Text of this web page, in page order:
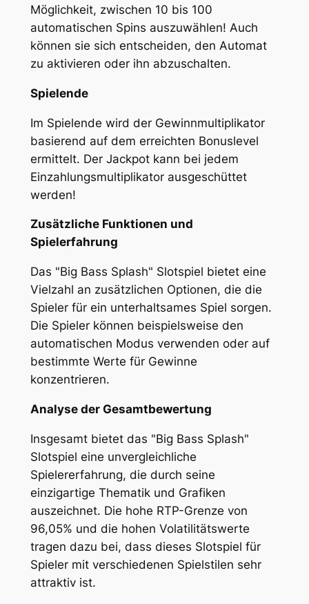
Möglichkeit, zwischen 10 bis 100
automatischen Spins auszuwählen! Auch
können sie sich entscheiden, den Automat
zu aktivieren oder ihn abzuschalten.
Spielende
Im Spielende wird der Gewinnmultiplikator
basierend auf dem erreichten Bonuslevel
ermittelt. Der Jackpot kann bei jedem
Einzahlungsmultiplikator ausgeschüttet
werden!
Zusätzliche Funktionen und
Spielerfahrung
Das "Big Bass Splash" Slotspiel bietet eine
Vielzahl an zusätzlichen Optionen, die die
Spieler für ein unterhaltsames Spiel sorgen.
Die Spieler können beispielsweise den
automatischen Modus verwenden oder auf
bestimmte Werte für Gewinne
konzentrieren.
Analyse der Gesamtbewertung
Insgesamt bietet das "Big Bass Splash"
Slotspiel eine unvergleichliche
Spielererfahrung, die durch seine
einzigartige Thematik und Grafiken
auszeichnet. Die hohe RTP-Grenze von
96,05% und die hohen Volatilitätswerte
tragen dazu bei, dass dieses Slotspiel für
Spieler mit verschiedenen Spielstilen sehr
attraktiv ist.